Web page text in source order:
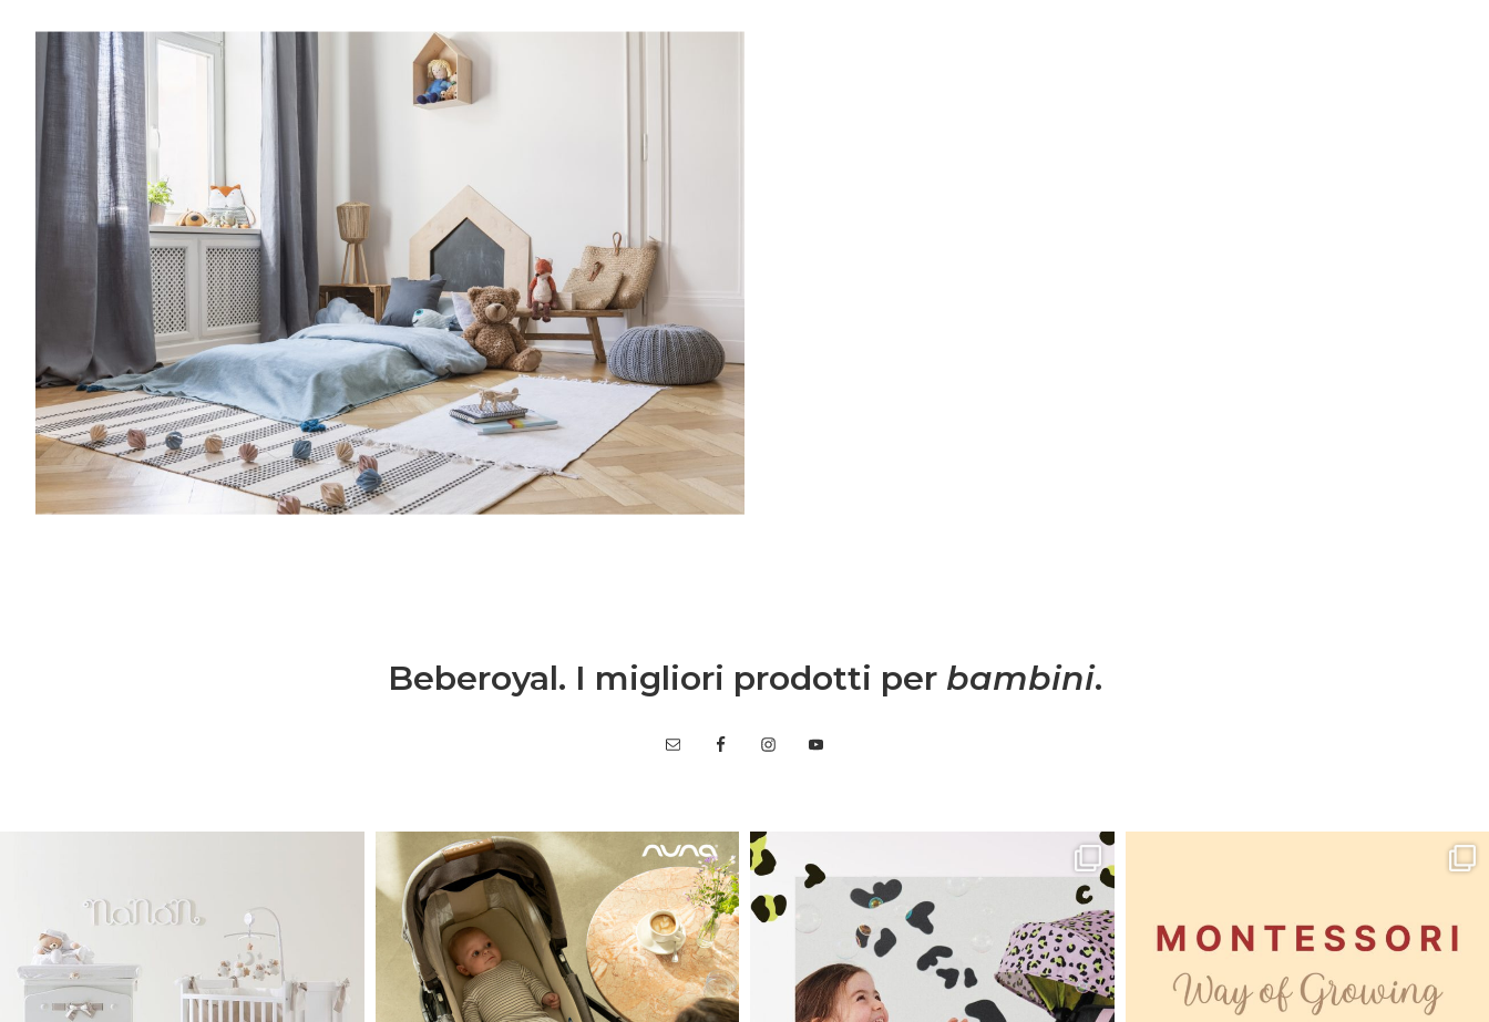
Entra anche tu nel mondo delle Royal Families: la nostra
community è grandissima e speciale.Una volta al mese riceverai
consigli per rendere più semplice l’organizzazione della tua
famiglia, grazie a spunti su genitorialità, crescita, cucina,
creatività, vita lavorativa. Entra anche tu nel mondo delle Royal
Families: la nostra community è grandissima e speciale.Una volta
al mese riceverai consigli per rendere più semplice
l’organizzazione della tua famiglia, grazie a spunti su genitorialità,
crescita, cucina, creatività, vita lavorativa.Entra anche tu nel
mondo delle Royal Families: la nostra community è grandissima
e speciale.Una volta al mese riceverai consigli per rendere più
semplice l’organizzazione della tua famiglia, grazie a spunti su
genitorialità, crescita, cucina, creatività, vita lavorativa.
Beberoyal. I migliori prodotti per bambini.